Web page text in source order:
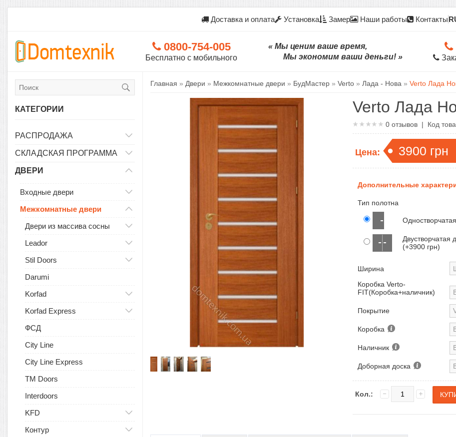
Доставка и оплата Установка Замер Наши работы Контакты
0800-754-005
Бесплатно с мобильного
« Мы ценим ваше время,
Мы экономим ваши деньги! »
КАТЕГОРИИ
РАСПРОДАЖА
СКЛАДСКАЯ ПРОГРАММА
ДВЕРИ
Входные двери
Межкомнатные двери
Двери из массива сосны
Leador
Stil Doors
Darumi
Korfad
Korfad Express
ФСД
City Line
City Line Express
TM Doors
Interdoors
KFD
Контур
Главная » Двери » Межкомнатные двери » БудМастер » Verto » Лада - Нова » Verto Лада
Verto Лада
0 отзывов | Код
Цена: 3900 грн
Дополнительные
Тип полотна
Двустворчатая
(+3900 грн)
Ширина
Коробка Verto-
FIT(Коробка+наличник)
Покрытие
Коробка
Наличник
Доборная доска
Кол.: